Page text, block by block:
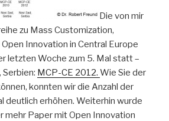
Die von mir
zu Mass Customization,
Innovation in Central Europe
letzten Woche zum 5. Mal statt –
Serbien: MCP-CE 2012. Wie Sie der
konnten wir die Anzahl der
deutlich erhöhen. Weiterhin wurde
mehr Paper mit Open Innovation